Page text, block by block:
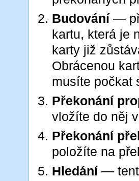
Budování —
kartu, která je
karty již
Obrácenou
musíte počkat
Překonání
vložíte do něj
Překonání
položíte na
Hledání —